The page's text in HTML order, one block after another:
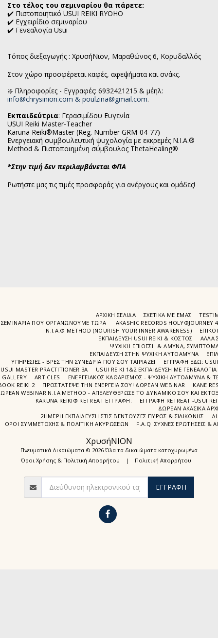
Στο τέλος του σεμιναρίου θα πάρετε:
✔️ Πιστοποιητικό USUI REIKI RYOHO
✔️ Εγχειρίδιο σεμιναρίου
✔️ Γενεαλογία Usui
Τόπος διεξαγωγής : ΧρυσήΝιον, Μαραθώνος 6, Κορυδαλλός
Στον χώρο προσφέρεται καφές, αφεψήματα και σνάκς.
❇️ Πληροφορίες - Εγγραφές: 6932421215 & μέηλ:
info@chrysinion.com & poulzina@gmail.com.
Εκπαιδεύτρια: Γερασιμίδου Ευγενία
USUI Reiki Master-Teacher
Karuna Reiki®Master (Reg. Number GRM-04-77)
Ενεργειακή συμβουλευτική ψυχολογία με εκκρεμές N.I.A.®
Method & Πιστοποιημένη σύμβουλος ThetaHealing®
*Στην τιμή δεν περιλαμβάνεται ΦΠΑ
Ρωτήστε μας τις τιμές προσφοράς για ανέργους και ομάδες!
ΧρυσήΝΙΟΝ
Πνευματικά Δικαιώματα © 2026 Όλα τα δικαιώματα κατοχυρωμένα
Όροι Χρήσης & Πολιτική Απορρήτου | Πολιτική Απορρήτου
ΑΡΧΙΚΉ ΣΕΛΊΔΑ ΣΧΕΤΙΚΆ ΜΕ ΕΜΆΣ
ΣΕΜΙΝΆΡΙΑ ΠΟΥ ΟΡΓΑΝΏΝΟΥΜΕ ΤΩΡΑ
AKASHIC RECORDS
N.I.A.® METHOD (NOURISH YOUR INNER AWARENESS)
ΕΚΠΑΙΔΕΥΣΗ USUI REIKI & ΚΟΣΤΟΣ
ΑΛΛΑ
ΨΥΧΙΚΉ ΕΠΊΘΕΣΗ & ΆΜΥΝΑ,
ΕΚΠΑΊΔΕΥΣΗ ΣΤΗΝ ΨΥΧΙΚΗ ΑΥΤΟΑΜΥΝΑ
ΥΠΗΡΕΣΙΕΣ - ΒΡΕΣ ΤΗΝ ΣΥΝΕΔΡΙΑ ΠΟΥ ΣΟΥ ΤΑΙΡΙΑΖΕΙ
ΕΓΓΡΑΦΉ EΔΩ:
USUI MASTER PRACTITIONER 3A
USUI REIKI 1&2 EΚΠΑΙΔΕΥΣΗ ΜΕ ΓΕΝΕΑΛΟΓΙΑ
GALLERY
ARTICLES
ΕΝΕΡΓΕΙΑΚΟΣ ΚΑΘΑΡΙΣΜΟΣ - ΨΥΧΙΚΗ ΑΥΤΟΑΜΥΝΑ &
REIKI 2
ΠΡΟΣΤΆΤΕΨΕ ΤΗΝ ΕΝΈΡΓΕΙΆ ΣΟΥ! ΔΩΡΕΑΝ WEBINAR
ΚΑΝΕ
WEBINAR Ν.Ι.Α METHOD - ΑΠΕΛΕΥΘΈΡΩΣΕ ΤΟ ΔΥΝΑΜΙΚΌ ΣΟΥ ΚΑΙ
KARUNA REIKI® RETREAT ΕΓΓΡΑΦΉ:
ΕΓΓΡΑΦΗ RETREAT -USUI
ΔΩΡΕΑΝ ΑΚΑΣΙΚΆ
2ΗΜΕΡΗ ΕΚΠΑΊΔΕΥΣΗ ΣΤΙΣ ΒΕΝΤΟΎΖΕΣ ΠΥΡΌΣ & ΣΙΛΙΚΌΝΗΣ
ΌΡΟΙ ΣΥΜΜΕΤΟΧΉΣ & ΠΟΛΙΤΙΚΉ ΑΚΥΡΏΣΕΩΝ
F.A.Q ΣΥΧΝΈΣ ΕΡΩΤΉΣΕΙΣ &
ΕΓΓΡΑΦΉ